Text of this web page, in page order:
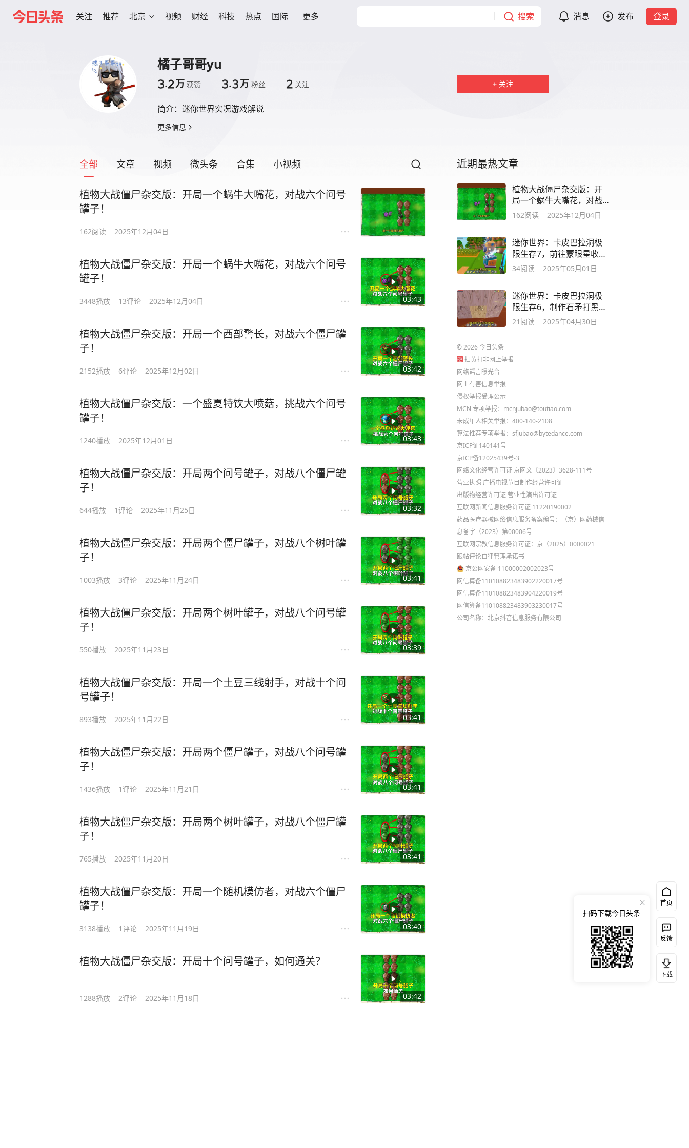
关注 推荐 北京 视频 财经 科技 热点 国际 更多 搜索 消息 发布 登录
橘子哥哥yu
3.2万 获赞 3.3万 粉丝 2 关注
简介： 迷你世界实况游戏解说
更多信息
关注
全部 文章 视频 微头条 合集 小视频
植物大战僵尸杂交版：开局一个蜗牛大嘴花，对战六个问号
罐子！
162阅读 2025年12月04日
03:43
植物大战僵尸杂交版：开局一个蜗牛大嘴花，对战六个问号
罐子！
3448播放 13评论 2025年12月04日
03:42
植物大战僵尸杂交版：开局一个西部警长，对战六个僵尸罐
子！
2152播放 6评论 2025年12月02日
03:43
植物大战僵尸杂交版：一个盛夏特饮大喷菇，挑战六个问号
罐子！
1240播放 2025年12月01日
03:32
植物大战僵尸杂交版：开局两个问号罐子，对战八个僵尸罐
子！
644播放 1评论 2025年11月25日
03:41
植物大战僵尸杂交版：开局两个僵尸罐子，对战八个树叶罐
子！
1003播放 3评论 2025年11月24日
03:39
植物大战僵尸杂交版：开局两个树叶罐子，对战八个问号罐
子！
550播放 2025年11月23日
03:41
植物大战僵尸杂交版：开局一个土豆三线射手，对战十个问
号罐子！
893播放 2025年11月22日
03:41
植物大战僵尸杂交版：开局两个僵尸罐子，对战八个问号罐
子！
1436播放 1评论 2025年11月21日
03:41
植物大战僵尸杂交版：开局两个树叶罐子，对战八个僵尸罐
子！
765播放 2025年11月20日
03:40
植物大战僵尸杂交版：开局一个随机模仿者，对战六个僵尸
罐子！
3138播放 1评论 2025年11月19日
03:42
植物大战僵尸杂交版：开局十个问号罐子，如何通关？
1288播放 2评论 2025年11月18日
近期最热文章
植物大战僵尸杂交版：开
局一个蜗牛大嘴花，对战
六个问号罐子！
162阅读 2025年12月04日
迷你世界：卡皮巴拉洞极
限生存7，前往蒙眼星收集
图纸！
34阅读 2025年05月01日
迷你世界：卡皮巴拉洞极
限生存6，制作石矛打黑
龙！
21 阅读 2025年04月30日
©2026今日头条
扫黄打非网上举报
网络谣言曝光台
网上有害信息举报
侵权举报受理公示
MCN 专项举报：mcnjubao@toutiao.com
未成年人相关举报：400-140-2108
算法推荐专项举报：sfjubao@bytedance.com
京ICP证140141号
京ICP备12025439号-3
网络文化经营许可证 京网文〔2023〕3628-111号
营业执照 广播电视节目制作经营许可证
出版物经营许可证 营业性演出许可证
互联网新闻信息服务许可证 11220190002
药品医疗器械网络信息服务备案编号：（京）网药械信
息备字（2023）第00006号
互联网宗教信息服务许可证：京（2025）0000021
跟帖评论自律管理承诺书
京公网安备 11000002002023号
网信算备110108823483902220017号
网信算备110108823483904220019号
网信算备110108823483903230017号
公司名称：北京抖音信息服务有限公司
首页
反馈
下载
扫码下载今日头条